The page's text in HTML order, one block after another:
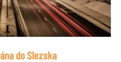
do Slezska